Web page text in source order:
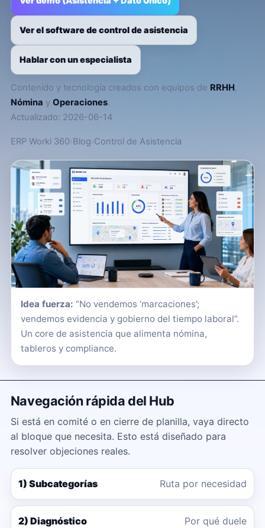
Ver el software de control de asistencia
Hablar con un especialista
Contenido y tecnología creados con equipos de RRHH,
Nómina y Operaciones.
Actualizado: 2026-06-14
ERP Worki 360›Blog›Control de Asistencia
Idea fuerza: “No vendemos ‘marcaciones’;
vendemos evidencia y gobierno del tiempo laboral”.
Un core de asistencia que alimenta nómina,
tableros y compliance.
Navegación rápida del Hub
Si está en comité o en cierre de planilla, vaya directo
al bloque que necesita. Esto está diseñado para
resolver objeciones reales.
1) Subcategorías Ruta por necesidad
2) Diagnóstico Por qué duele